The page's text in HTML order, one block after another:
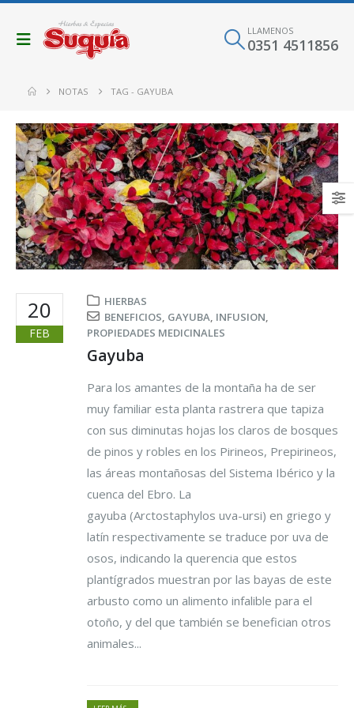
LLAMENOS
0351 4511856
NOTAS TAG - GAYUBA
20
FEB
HIERBAS
BENEFICIOS, GAYUBA, INFUSION,
PROPIEDADES MEDICINALES
Gayuba
Para los amantes de la montaña ha de ser
muy familiar esta planta rastrera que tapiza
con sus diminutas hojas los claros de bosques
de pinos y robles en los Pirineos, Prepirineos,
las áreas montañosas del Sistema Ibérico y la
cuenca del Ebro. La
gayuba (Arctostaphylos uva-ursi) en griego y
latín respectivamente se traduce por uva de
osos, indicando la querencia que estos
plantígrados muestran por las bayas de este
arbusto como un alimento infalible para el
otoño, y del que también se benefician otros
animales...